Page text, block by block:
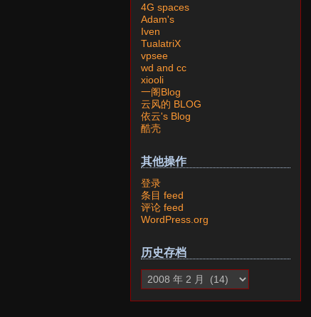
4G spaces
Adam's
Iven
TualatriX
vpsee
wd and cc
xiooli
一阁Blog
云风的 BLOG
依云's Blog
酷壳
其他操作
登录
条目 feed
评论 feed
WordPress.org
历史存档